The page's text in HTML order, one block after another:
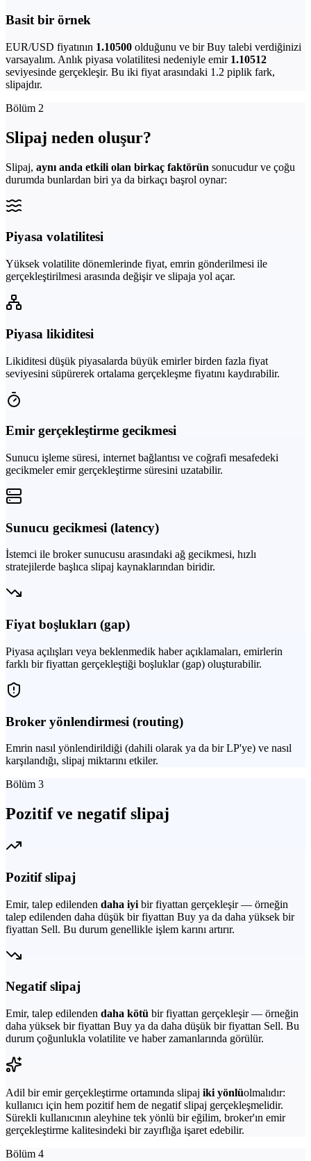
Basit bir örnek
EUR/USD fiyatının 1.10500 olduğunu ve bir Buy talebi verdiğinizi
varsayalım. Anlık piyasa volatilitesi nedeniyle emir 1.10512
seviyesinde gerçekleşir. Bu iki fiyat arasındaki 1.2 piplik fark,
slipajdır.
Bölüm 2
Slipaj neden oluşur?
Slipaj, aynı anda etkili olan birkaç faktörün sonucudur ve çoğu
durumda bunlardan biri ya da birkaçı başrol oynar:
Piyasa volatilitesi
Yüksek volatilite dönemlerinde fiyat, emrin gönderilmesi ile
gerçekleştirilmesi arasında değişir ve slipaja yol açar.
Piyasa likiditesi
Likiditesi düşük piyasalarda büyük emirler birden fazla fiyat
seviyesini süpürerek ortalama gerçekleşme fiyatını kaydırabilir.
Emir gerçekleştirme gecikmesi
Sunucu işleme süresi, internet bağlantısı ve coğrafi mesafedeki
gecikmeler emir gerçekleştirme süresini uzatabilir.
Sunucu gecikmesi (latency)
İstemci ile broker sunucusu arasındaki ağ gecikmesi, hızlı
stratejilerde başlıca slipaj kaynaklarından biridir.
Fiyat boşlukları (gap)
Piyasa açılışları veya beklenmedik haber açıklamaları, emirlerin
farklı bir fiyattan gerçekleştiği boşluklar (gap) oluşturabilir.
Broker yönlendirmesi (routing)
Emrin nasıl yönlendirildiği (dahili olarak ya da bir LP'ye) ve nasıl
karşılandığı, slipaj miktarını etkiler.
Bölüm 3
Pozitif ve negatif slipaj
Pozitif slipaj
Emir, talep edilenden daha iyi bir fiyattan gerçekleşir — örneğin
talep edilenden daha düşük bir fiyattan Buy ya da daha yüksek bir
fiyattan Sell. Bu durum genellikle işlem karını artırır.
Negatif slipaj
Emir, talep edilenden daha kötü bir fiyattan gerçekleşir — örneğin
daha yüksek bir fiyattan Buy ya da daha düşük bir fiyattan Sell. Bu
durum çoğunlukla volatilite ve haber zamanlarında görülür.
Adil bir emir gerçekleştirme ortamında slipaj iki yönlüolmalıdır:
kullanıcı için hem pozitif hem de negatif slipaj gerçekleşmelidir.
Sürekli kullanıcının aleyhine tek yönlü bir eğilim, broker'ın emir
gerçekleştirme kalitesindeki bir zayıflığa işaret edebilir.
Bölüm 4